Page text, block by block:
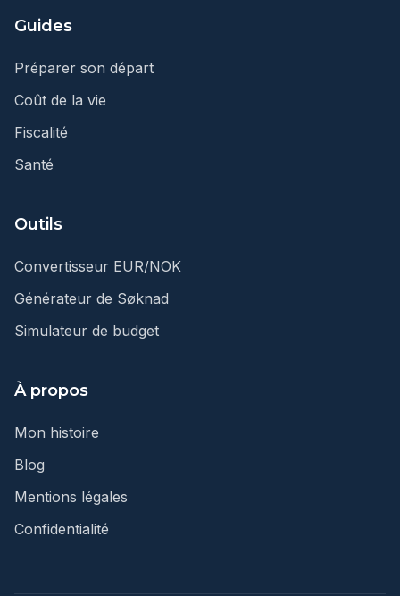
Guides
Préparer son départ
Coût de la vie
Fiscalité
Santé
Outils
Convertisseur EUR/NOK
Générateur de Søknad
Simulateur de budget
À propos
Mon histoire
Blog
Mentions légales
Confidentialité